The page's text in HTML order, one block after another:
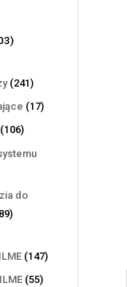
803
241241
produktów
1717
106106
do
8989
147147
5555